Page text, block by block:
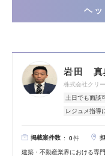
ヘ
岩田 真
株式会社クリ
土日でも面談
レジュメ指導
掲載案件数 0件
建築・不動産業界における専